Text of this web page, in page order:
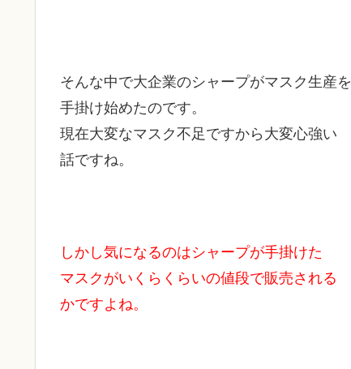
そんな中で大企業のシャープがマスク生産を
手掛け始めたのです。
現在大変なマスク不足ですから大変心強い
話ですね。
しかし気になるのはシャープが手掛けた
マスクがいくらくらいの値段で販売される
かですよね。